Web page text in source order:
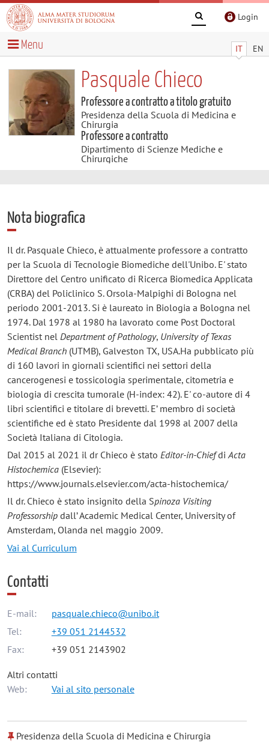
Login
IT EN
Menu
Pasquale Chieco
Professore a contratto a titolo gratuito
Presidenza della Scuola di Medicina e
Chirurgia
Professore a contratto
Dipartimento di Scienze Mediche e
Chirurgiche
Nota biografica
Il dr. Pasquale Chieco, è attualmente professore a contratto
per la Scuola di Tecnologie Biomediche dell'Unibo. E' stato
Direttore del Centro unificato di Ricerca Biomedica Applicata
(CRBA) del Policlinico S. Orsola-Malpighi di Bologna nel
periodo 2001-2013. Si è laureato in Biologia a Bologna nel
1974. Dal 1978 al 1980 ha lavorato come Post Doctoral
Scientist nel Department of Pathology, University of Texas
Medical Branch(UTMB), Galveston TX, USA.Ha pubblicato più
di 160 lavori in giornali scientifici nei settori della
cancerogenesi e tossicologia sperimentale, citometria e
biologia di crescita tumorale (H-index: 42). E' co-autore di 4
libri scientifici e titolare di brevetti. E’ membro di società
scientifiche ed è stato Presidente dal 1998 al 2007 della
Società Italiana di Citologia.
Dal 2015 al 2021 il dr Chieco è stato Editor-in-Chiefdi Acta
Histochemica (Elsevier):
https://www.journals.elsevier.com/acta-histochemica/
Il dr. Chieco è stato insignito della Spinoza Visiting
Professorshipdall’ Academic Medical Center, University of
Amsterdam, Olanda nel maggio 2009.
Vai al Curriculum
Contatti
E-mail:
pasquale.chieco@unibo.it
Tel:
+39 051 2144532
Fax:
+39 051 2143902
Altri contatti
Web:
Vai al sito personale
Presidenza della Scuola di Medicina e Chirurgia